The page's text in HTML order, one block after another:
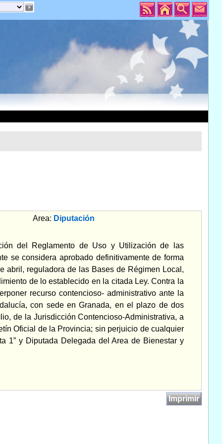
Area: Diputación
del Reglamento de Uso y Utilización de las
se considera aprobado definitivamente de forma
abril, reguladora de las Bases de Régimen Local,
de lo establecido en la citada Ley. Contra la
recurso contencioso- administrativo ante la
con sede en Granada, en el plazo de dos
de la Jurisdicción Contencioso-Administrativa, a
Oficial de la Provincia; sin perjuicio de cualquier
1” y Diputada Delegada del Area de Bienestar y
Imprimir